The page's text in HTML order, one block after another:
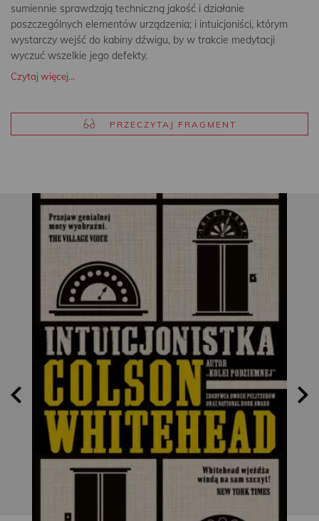
sumiennie sprawdzają techniczną jakość i działanie
poszczególnych elementów urządzenia; i intuicjoniści, którym
wystarczy wejść do kabiny dźwigu, by w trakcie medytacji
wyczuć wszelkie jego defekty.
Czytaj więcej...
PRZECZYTAJ FRAGMENT